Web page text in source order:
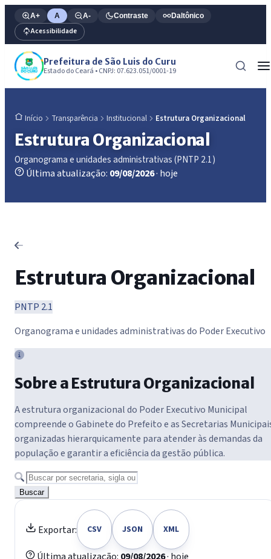
A+ A A- Contraste Daltônico
Acessibilidade
Prefeitura de São Luis do Curu
Estado do Ceará • CNPJ: 07.623.051/0001-19
Início Transparência Institucional Estrutura Organizacional
Estrutura Organizacional
Organograma e unidades administrativas (PNTP 2.1)
Última atualização: 09/08/2026· hoje
Estrutura Organizacional
PNTP 2.1
Organograma e unidades administrativas do Poder Executivo
Sobre a Estrutura Organizacional
A estrutura organizacional do Poder Executivo Municipal
compreende o Gabinete do Prefeito e as Secretarias
organizadas hierarquicamente para atender às demandas da
população e garantir a eficiência da gestão pública.
Buscar
Exportar: CSV JSON XML